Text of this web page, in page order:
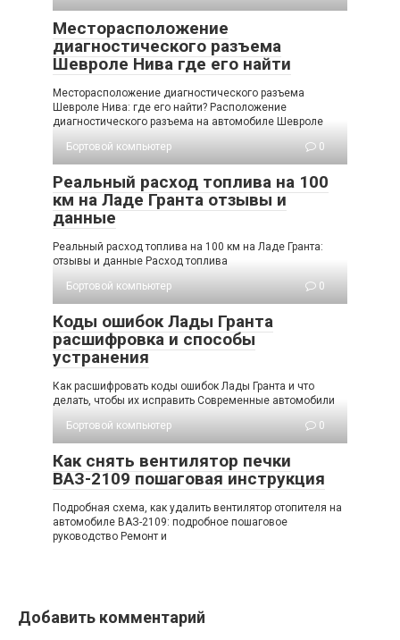
Месторасположение
диагностического разъема
Шевроле Нива где его найти
Месторасположение диагностического разъема
Шевроле Нива: где его найти? Расположение
диагностического разъема на автомобиле Шевроле
Бортовой компьютер
0
Реальный расход топлива на 100
км на Ладе Гранта отзывы и
данные
Реальный расход топлива на 100 км на Ладе Гранта:
отзывы и данные Расход топлива
Бортовой компьютер
0
Коды ошибок Лады Гранта
расшифровка и способы
устранения
Как расшифровать коды ошибок Лады Гранта и что
делать, чтобы их исправить Современные автомобили
Бортовой компьютер
0
Как снять вентилятор печки
ВАЗ-2109 пошаговая инструкция
Подробная схема, как удалить вентилятор отопителя на
автомобиле ВАЗ-2109: подробное пошаговое
руководство Ремонт и
Добавить комментарий